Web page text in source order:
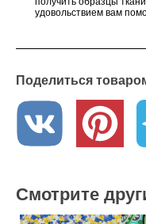
удовольствием вам
Поделиться
Смотрите